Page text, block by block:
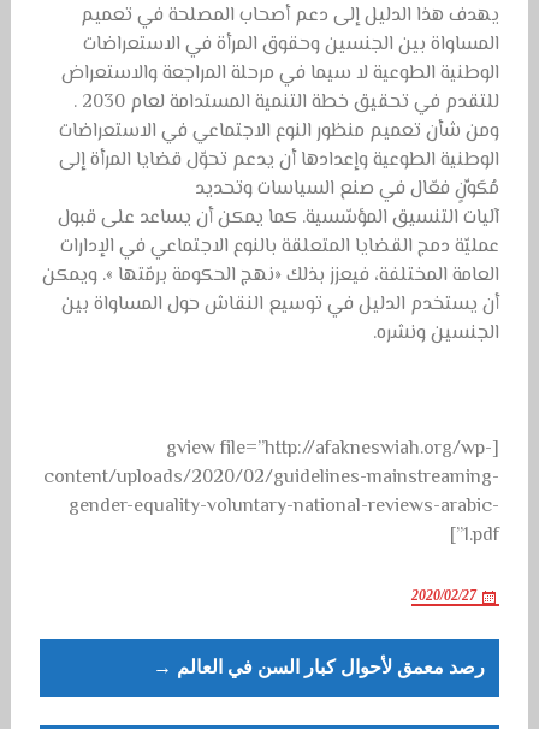
يهدف هذا الدليل إلى دعم أصحاب المصلحة في تعميم
المساواة بين الجنسين وحقوق المرأة في الاستعراضات
الوطنية الطوعية لا سيما في مرحلة المراجعة والاستعراض
للتقدم في تحقيق خطة التنمية المستدامة لعام 2030 .
ومن شأن تعميم منظور النوع الاجتماعي في الاستعراضات
الوطنية الطوعية وإعدادها أن يدعم تحوّل قضايا المرأة إلى
مُكَوِّنٍ فعّال في صنع السياسات وتحديد
آليات التنسيق المؤسّسية. كما يمكن أن يساعد على قبول
عمليّة دمج القضايا المتعلقة بالنوع الاجتماعي في الإدارات
العامة المختلفة، فيعزز بذلك «نهج الحكومة برمّتها ». ويمكن
أن يستخدم الدليل في توسيع النقاش حول المساواة بين
الجنسين ونشره.
[gview file=”http://afakneswiah.org/wp-
content/uploads/2020/02/guidelines-mainstreaming-
gender-equality-voluntary-national-reviews-arabic-
1.pdf”]
2020/02/27
Post
navigation
رصد معمق لأحوال كبار السن في العالم →